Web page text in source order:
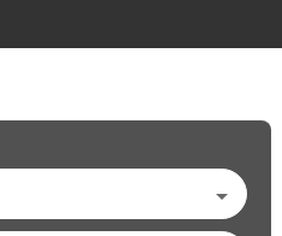
À LOUER